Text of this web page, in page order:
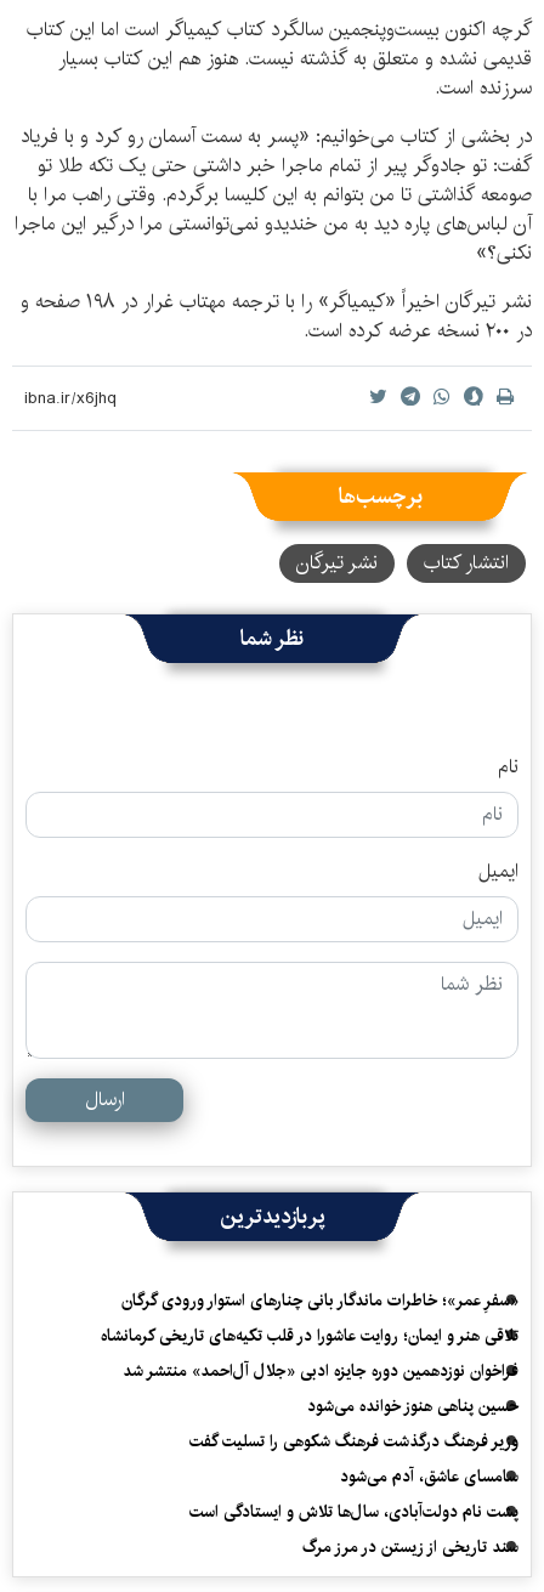
گرچه اکنون بیست‌وپنجمین سالگرد کتاب کیمیاگر است اما این کتاب
قدیمی نشده و متعلق به گذشته نیست. هنوز هم این کتاب بسیار
سرزنده است.
در بخشی از کتاب می‌خوانیم: «پسر به سمت آسمان رو کرد و با فریاد
گفت: تو جادوگر پیر از تمام ماجرا خبر داشتی حتی یک تکه طلا تو
صومعه گذاشتی تا من بتوانم به این کلیسا برگردم. وقتی راهب مرا با
آن لباس‌های پاره دید به من خندیدو نمی‌توانستی مرا درگیر این ماجرا
نکنی؟»
نشر تیرگان اخیراً «کیمیاگر» را با ترجمه مهتاب غرار در ۱۹۸ صفحه و
در ۲۰۰ نسخه عرضه کرده است.
برچسب‌ها
انتشار کتاب نشر تیرگان
نظر شما
نام
ایمیل
ارسال
پربازدیدترین
«سفرِ عمر»؛ خاطرات ماندگار بانی چنارهای استوار ورودی گرگان
تلاقی هنر و ایمان؛ روایت عاشورا در قلب تکیه‌های تاریخی کرمانشاه
فراخوان نوزدهمین دوره جایزه ادبی «جلال آل‌احمد» منتشر شد
حسین پناهی هنوز خوانده می‌شود
وزیر فرهنگ درگذشت فرهنگ شکوهی را تسلیت گفت
سامسای عاشق، آدم می‌شود
پشت نام دولت‌آبادی، سال‌ها تلاش و ایستادگی است
سند تاریخی از زیستن در مرز مرگ